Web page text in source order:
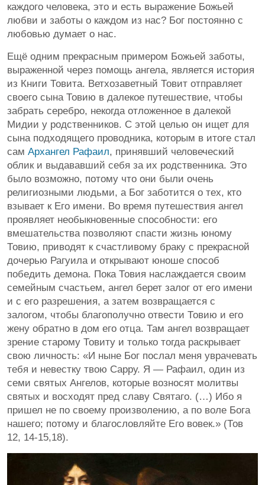
каждого человека, это и есть выражение Божьей
любви и заботы о каждом из нас? Бог постоянно с
любовью думает о нас.
Ещё одним прекрасным примером Божьей заботы,
выраженной через помощь ангела, является история
из Книги Товита. Ветхозаветный Товит отправляет
своего сына Товию в далекое путешествие, чтобы
забрать серебро, некогда отложенное в далекой
Мидии у родственников. С этой целью он ищет для
сына подходящего проводника, которым в итоге стал
сам Архангел Рафаил, принявший человеческий
облик и выдававший себя за их родственника. Это
было возможно, потому что они были очень
религиозными людьми, а Бог заботится о тех, кто
взывает к Его имени. Во время путешествия ангел
проявляет необыкновенные способности: его
вмешательства позволяют спасти жизнь юному
Товию, приводят к счастливому браку с прекрасной
дочерью Рагуила и открывают юноше способ
победить демона. Пока Товия наслаждается своим
семейным счастьем, ангел берет залог от его имени
и с его разрешения, а затем возвращается с
залогом, чтобы благополучно отвести Товию и его
жену обратно в дом его отца. Там ангел возвращает
зрение старому Товиту и только тогда раскрывает
свою личность: «И ныне Бог послал меня уврачевать
тебя и невестку твою Сарру. Я — Рафаил, один из
семи святых Ангелов, которые возносят молитвы
святых и восходят пред славу Святаго. (…) Ибо я
пришел не по своему произволению, а по воле Бога
нашего; потому и благословляйте Его вовек.» (Тов
12, 14-15,18).